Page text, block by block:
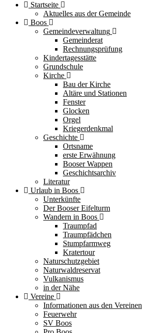
Startseite
Aktuelles aus der Gemeinde
Boos
Gemeindeverwaltung
Gemeinderat
Rechnungsprüfung
Kindertagesstätte
Grundschule
Kirche
Bau der Kirche
Altäre und Stationen
Fenster
Glocken
Orgel
Kriegerdenkmal
Geschichte
Ortsname
erste Erwähnung
Booser Wappen
Geschichtsarchiv
Literatur
Urlaub in Boos
Unterkünfte
Der Booser Eifelturm
Wandern in Boos
Traumpfad
Traumpfädchen
Stumpfarmweg
Kratertour
Naturschutzgebiet
Naturwaldreservat
Vulkanismus
in der Nähe
Vereine
Informationen aus den Vereinen
Feuerwehr
SV Boos